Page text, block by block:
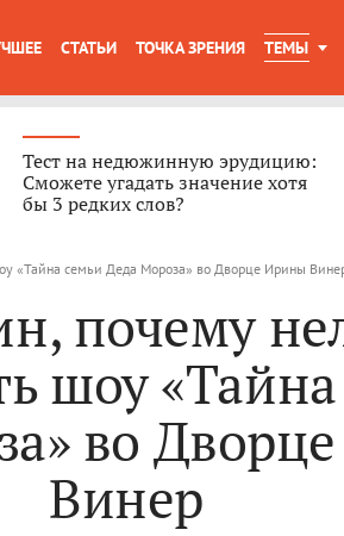
СТАТЬИ ТОЧКА ЗРЕНИЯ ТЕМЫ
Тест на недюжинную эрудицию:
Сможете угадать значение хотя
бы 3 редких слов?
«Тайна семьи Деда Мороза» во Дворце Ирины
почему
шоу
во
Винер